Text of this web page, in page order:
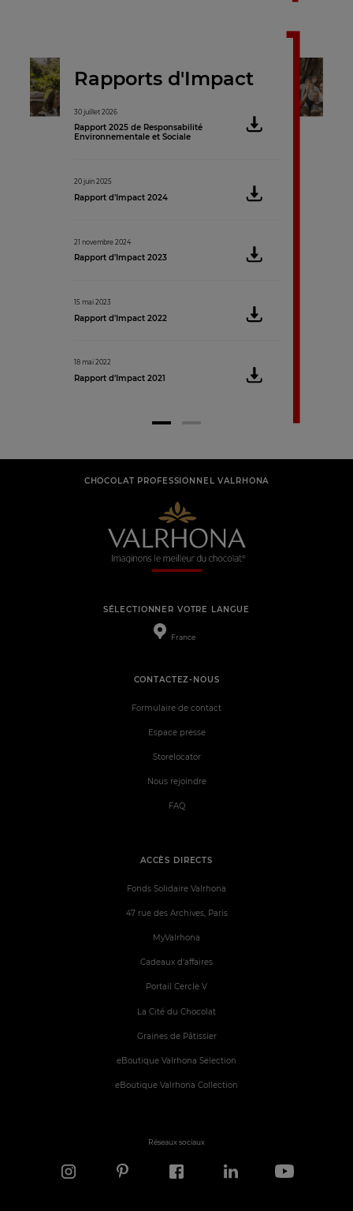
Rapports d'Impact
30 juillet 2026
Rapport 2025 de Responsabilité
Environnementale et Sociale
20 juin 2025
Rapport d'Impact 2024
21 novembre 2024
Rapport d'Impact 2023
15 mai 2023
Rapport d'Impact 2022
18 mai 2022
Rapport d'Impact 2021
16 juin 2021
CHOCOLAT PROFESSIONNEL VALRHONA
SÉLECTIONNER VOTRE LANGUE
France
ACCÈS DIRECTS
Fonds Solidaire Valrhona
47 rue des Archives, Paris
MyValrhona
Cadeaux d'affaires
Portail Cercle V
La Cité du Chocolat
Graines de Pâtissier
eBoutique Valrhona Selection
eBoutique Valrhona Collection
CONTACTEZ-NOUS
Formulaire de contact
Espace presse
Storelocator
Nous rejoindre
FAQ
Réseaux sociaux